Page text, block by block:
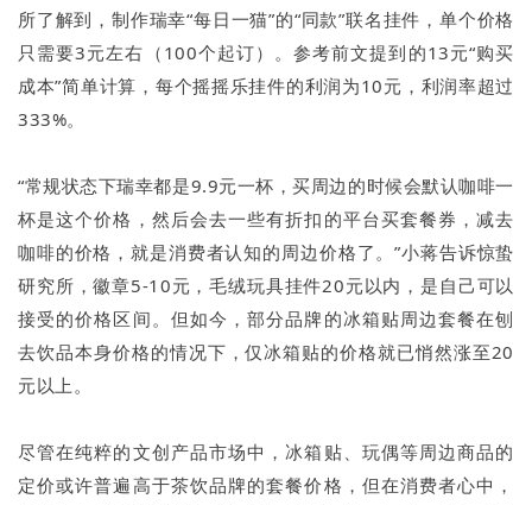
所了解到，制作瑞幸“每日一猫”的“同款”联名挂件，单个价格
只需要3元左右（100个起订）。参考前文提到的13元“购买
成本”简单计算，每个摇摇乐挂件的利润为10元，利润率超过
333%。
“常规状态下瑞幸都是9.9元一杯，买周边的时候会默认咖啡一
杯是这个价格，然后会去一些有折扣的平台买套餐券，减去
咖啡的价格，就是消费者认知的周边价格了。”小蒋告诉惊蛰
研究所，徽章5-10元，毛绒玩具挂件20元以内，是自己可以
接受的价格区间。但如今，部分品牌的冰箱贴周边套餐在刨
去饮品本身价格的情况下，仅冰箱贴的价格就已悄然涨至20
元以上。
尽管在纯粹的文创产品市场中，冰箱贴、玩偶等周边商品的
定价或许普遍高于茶饮品牌的套餐价格，但在消费者心中，